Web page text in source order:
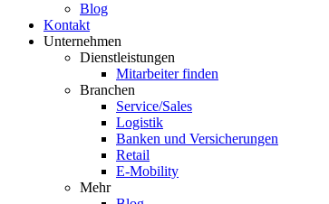
Blog
Kontakt
Unternehmen
Dienstleistungen
Mitarbeiter finden
Branchen
Service/Sales
Logistik
Banken und Versicherungen
Retail
E-Mobility
Mehr